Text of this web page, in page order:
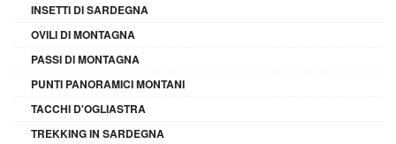
INSETTI DI SARDEGNA
OVILI DI MONTAGNA
PASSI DI MONTAGNA
PUNTI PANORAMICI MONTANI
TACCHI D'OGLIASTRA
TREKKING IN SARDEGNA